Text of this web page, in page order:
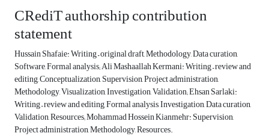
CRediT authorship contribution
statement
Hussain Shafaie: Writing – original draft, Methodology, Data curation,
Software, Formal analysis; Ali Mashaallah Kermani: Writing – review and
editing, Conceptualization, Supervision, Project administration,
Methodology, Visualization, Investigation, Validation; Ehsan Sarlaki:
Writing – review and editing, Formal analysis, Investigation, Data curation,
Validation, Resources; Mohammad Hossein Kianmehr: Supervision,
Project administration, Methodology, Resources.